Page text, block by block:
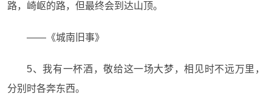
路，崎岖的路，但最终会到达山顶。
——《城南旧事》
5、我有一杯酒，敬给这一场大梦，相见时不远万里，
分别时各奔东西。